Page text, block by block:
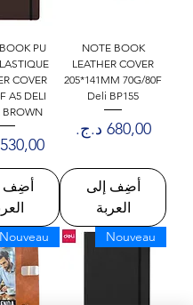
NOTE BOOK
LEATHER COVER
205*141MM 70G/80F
Deli BP155
السعر‏680,00 د.ج.‏
أضِف إلى
العربة
PU
COVER
A5 DELI
BROWN
السعر‏530,00 د.ج.‏
أضِف
Nouveau
Nouveau